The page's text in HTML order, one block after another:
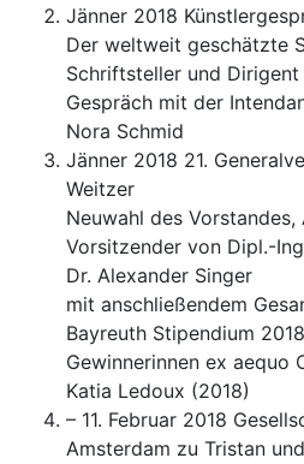
Jänner 2018
Der weltweit geschätzte
Schriftsteller und
Gespräch mit der
Nora Schmid
Jänner 2018 21.
Weitzer
Neuwahl des
Vorsitzender von Dipl.-
Dr. Alexander Singer
mit anschließendem
Bayreuth Stipendium 2018
Gewinnerinnen ex aequo
Katia Ledoux (2018)
– 11. Februar 2018
Amsterdam zu Tristan